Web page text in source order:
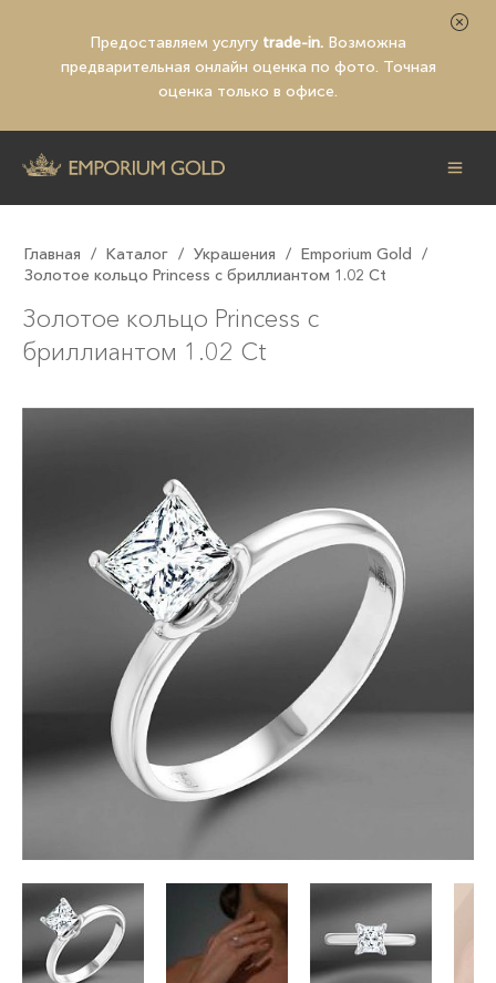
Предоставляем услугу trade-in. Возможна
предварительная онлайн оценка по фото. Точная
оценка только в офисе.
Главная / Каталог / Украшения / Emporium Gold /
Золотое кольцо Princess с бриллиантом 1.02 Ct
Золотое кольцо Princess с
бриллиантом 1.02 Ct